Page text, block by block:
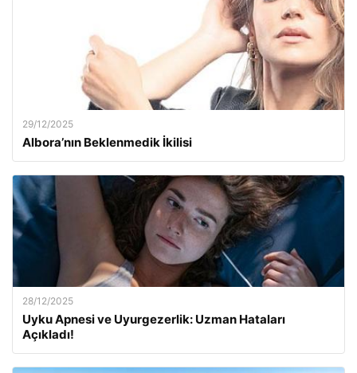
29/12/2025
Albora’nın Beklenmedik İkilisi
28/12/2025
Uyku Apnesi ve Uyurgezerlik: Uzman Hataları
Açıkladı!